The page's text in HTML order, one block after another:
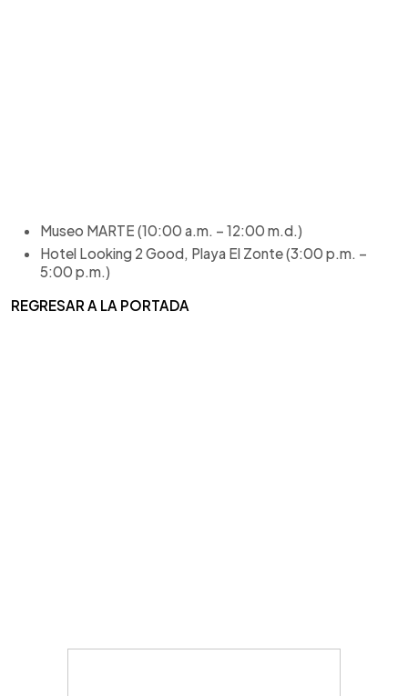
Museo MARTE (10:00 a.m. – 12:00 m.d.)
Hotel Looking 2 Good, Playa El Zonte (3:00 p.m. –
5:00 p.m.)
REGRESAR A LA PORTADA